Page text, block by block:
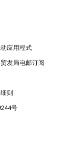
应用程式
发局电邮订阅
则
号